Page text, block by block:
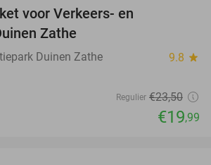
voor Verkeers- en
Zathe
Duinen Zathe 9.8 star
Regulier €23,50
€19,99